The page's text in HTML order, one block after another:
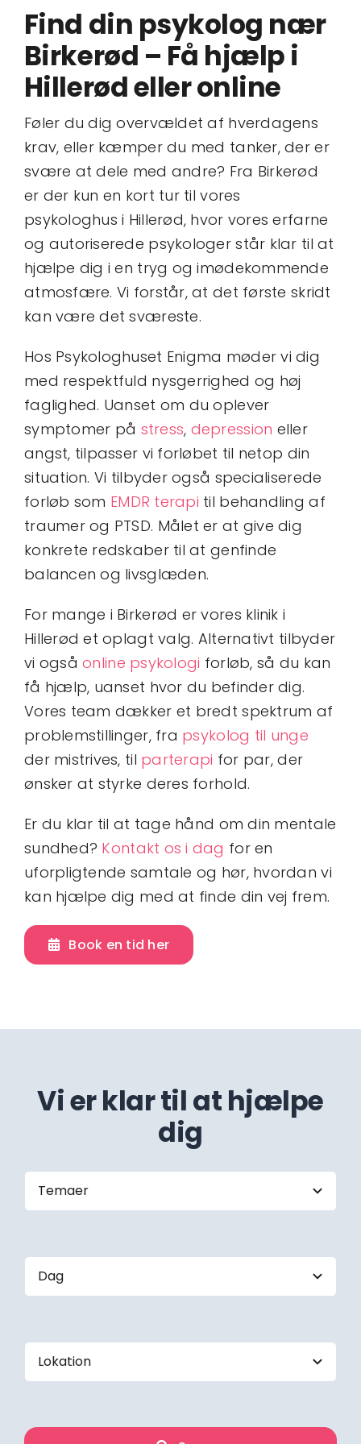
Book tid
Find din psykolog nær
Birkerød – Få hjælp i
Hillerød eller online
Føler du dig overvældet af hverdagens
krav, eller kæmper du med tanker, der er
svære at dele med andre? Fra Birkerød
er der kun en kort tur til vores
psykologhus i Hillerød, hvor vores erfarne
og autoriserede psykologer står klar til at
hjælpe dig i en tryg og imødekommende
atmosfære. Vi forstår, at det første skridt
kan være det sværeste.
Hos Psykologhuset Enigma møder vi dig
med respektfuld nysgerrighed og høj
faglighed. Uanset om du oplever
symptomer på stress, depression eller
angst, tilpasser vi forløbet til netop din
situation. Vi tilbyder også specialiserede
forløb som EMDR terapi til behandling af
traumer og PTSD. Målet er at give dig
konkrete redskaber til at genfinde
balancen og livsglæden.
For mange i Birkerød er vores klinik i
Hillerød et oplagt valg. Alternativt tilbyder
vi ogsåonline psykologi forløb, så du kan
få hjælp, uanset hvor du befinder dig.
Vores team dækker et bredt spektrum af
problemstillinger, fra psykolog til unge
der mistrives, til parterapi for par, der
ønsker at styrke deres forhold.
Er du klar til at tage hånd om din mentale
sundhed? Kontakt os i dag for en
uforpligtende samtale og hør, hvordan vi
kan hjælpe dig med at finde din vej frem.
Book en tid her
Vi er klar til at hjælpe
dig